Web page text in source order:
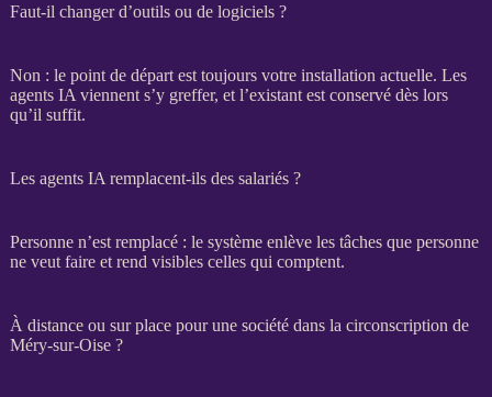
Faut-il changer d’outils ou de logiciels ?
Non : le point de départ est toujours votre installation actuelle. Les
agents IA viennent s’y greffer, et l’existant est conservé dès lors
qu’il suffit.
Les agents IA remplacent-ils des salariés ?
Personne n’est remplacé : le système enlève les tâches que personne
ne veut faire et rend visibles celles qui comptent.
À distance ou sur place pour une société dans la circonscription de
Méry-sur-Oise ?